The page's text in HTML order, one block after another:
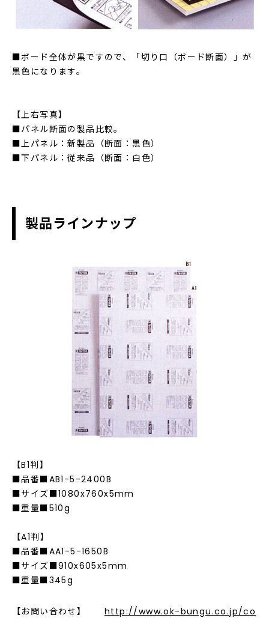
■ボード全体が黒ですので、「切り口（ボード断面）」が
黒色になります。
【上右写真】
■パネル断面の製品比較。
■上パネル：新製品（断面：黒色）
■下パネル：従来品（断面：白色）
製品ラインナップ
【B1判】
■品番■AB1-5-2400B
■サイズ■1080x760x5mm
■重量■510g
【A1判】
■品番■AA1-5-1650B
■サイズ■910x605x5mm
■重量■345g
【お問い合わせ】 http://www.ok-bungu.co.jp/co